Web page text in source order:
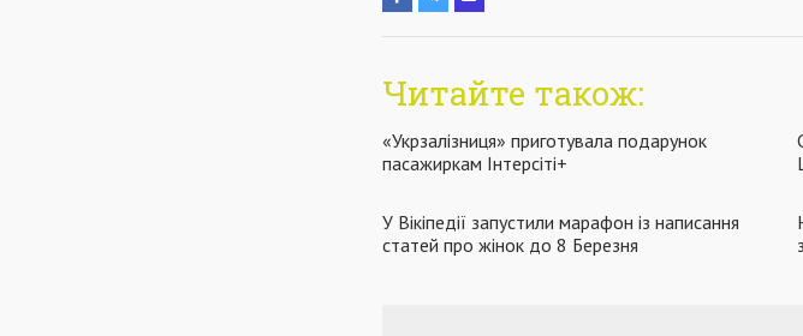
Читайте також:
«Укрзалізниця» приготувала подарунок
пасажиркам Інтерсіті+
У Вікіпедії запустили марафон із написання
статей про жінок до 8 Березня